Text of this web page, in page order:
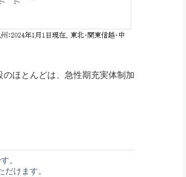
ほとんどは、急性期充実体制加
。
けます。